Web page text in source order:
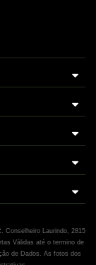
Conselheiro Laurindo, 2815
Válidas até o termino de
de Dados. As fotos dos